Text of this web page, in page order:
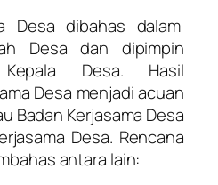
Desa dibahas dalam
Desa dan dipimpin
Desa. Hasil
Desa menjadi acuan
Badan Kerjasama Desa
Desa. Rencana
antara lain: